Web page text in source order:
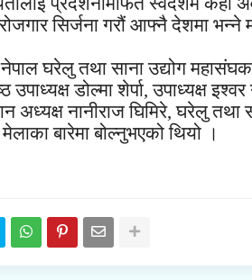
सिर्जना गरौं आफ्नै देशमा भन्ने
घरेलु तथा साना उद्योग
उपाध्यक्ष डोल्मा शेर्पा, उपाध्यक्ष
अध्यक्ष नानीराज घिमिरे, घरेलु तथा
बारेमा बोल्नुभएको थियो ।